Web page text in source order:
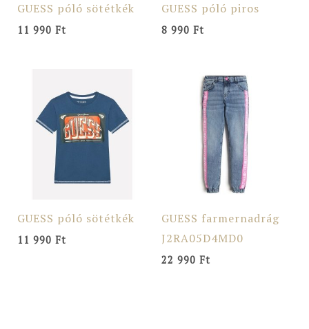
GUESS póló sötétkék
11 990 Ft
GUESS póló piros
8 990 Ft
GUESS póló sötétkék
11 990 Ft
GUESS farmernadrág
J2RA05D4MD0
22 990 Ft